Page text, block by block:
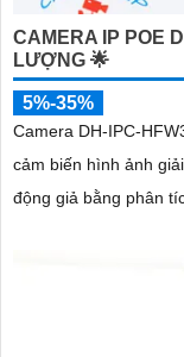
CAMERA IP POE
LƯỢNG 🌟
5%-35%
Camera DH-IPC-
cảm biến hình ảnh
động giả bằng phân